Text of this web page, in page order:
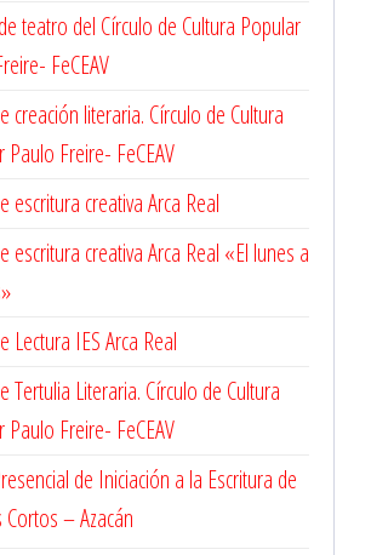
teatro del Círculo de Cultura Popular
FeCEAV
creación literaria. Círculo de Cultura
Paulo Freire- FeCEAV
escritura creativa Arca Real
escritura creativa Arca Real «El lunes a
Lectura IES Arca Real
Tertulia Literaria. Círculo de Cultura
Paulo Freire- FeCEAV
de Iniciación a la Escritura de
Cortos – Azacán